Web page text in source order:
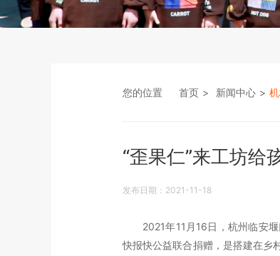
您的位置 首页 新闻中心
“歪果仁”来工坊给
发布日期：2021-11-18
2021年11月16日，杭州临安
快报快公益联合捐赠，是搭建在乡